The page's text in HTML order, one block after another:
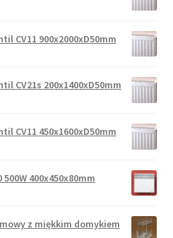
CV11 900x2000xD50mm
CV21s 200x1400xD50mm
CV11 450x1600xD50mm
400x450x80mm
z miękkim domykiem